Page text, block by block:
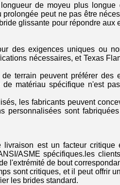
de moyeu plus
peut ne pas être
glissante pour répondre aux
des exigences uniques ou
nécessaires, et Texas
terrain peuvent préférer des
matériau spécifique n'est
les fabricants peuvent
personnalisées sont
est un facteur critique
ASME spécifiques.les
l'extrémité de bout
sont critiques, et il peut offrir
les brides standard.